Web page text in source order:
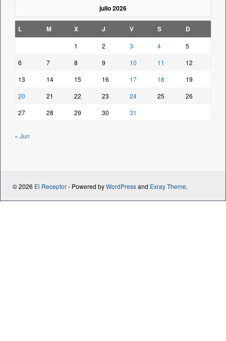
julio 2026
L M X J V S D
1 2 3 4
5
6
7 8 9 10 11
12
13
14 15 16 17 18
19
20
21 22 23 24 25
26
27
28 29 30 31
« Jun
© 2026 El Receptor- Powered byWordPressand Exray Theme.